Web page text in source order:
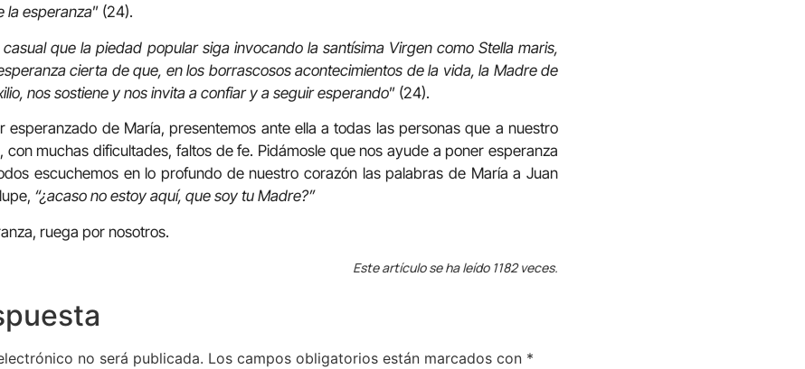
la esperanza” (24).
casual que la piedad popular siga invocando la santísima Virgen como Stella maris,
cierta de que, en los borrascosos acontecimientos de la vida, la Madre de
nos sostiene y nos invita a confiar y a seguir esperando” (24).
esperanzado de María, presentemos ante ella a todas las personas que a nuestro
con muchas dificultades, faltos de fe. Pidámosle que nos ayude a poner esperanza
escuchemos en lo profundo de nuestro corazón las palabras de María a Juan
“¿acaso no estoy aquí, que soy tu Madre?”
ruega por nosotros.
Este artículo se ha leído 1182 veces.
no será publicada. Los campos obligatorios están marcados con *